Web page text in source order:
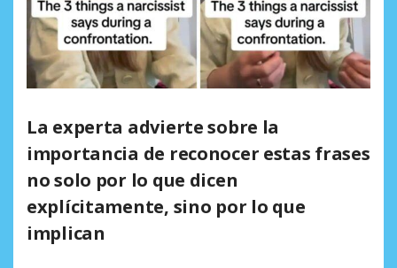
La experta advierte sobre la
importancia de reconocer estas frases
no solo por lo que dicen
explícitamente, sino por lo que
implican